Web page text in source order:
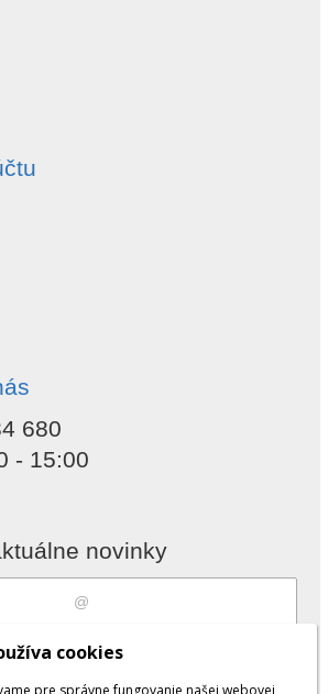
680
- 15:00
novinky
sspracovaním osobných
údajov
cookies
pre správne fungovanie našej webovej